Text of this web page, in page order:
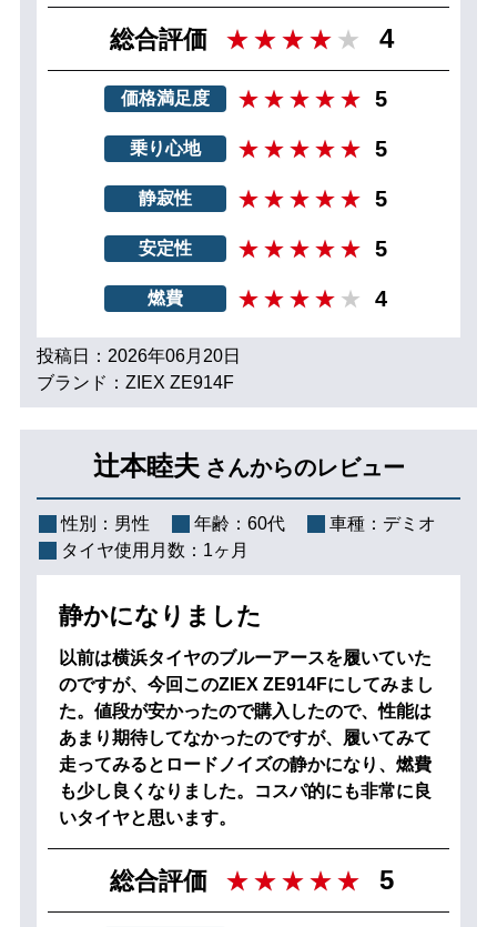
総合評価 4
価格満足度 5
乗り心地 5
静寂性 5
安定性 5
燃費 4
投稿日：2026年06月20日
ブランド：ZIEX ZE914F
辻本睦夫 さんからのレビュー
性別： 男性 年齢： 60代 車種： デミオ
タイヤ使用月数： 1ヶ月
静かになりました
以前は横浜タイヤのブルーアースを履いていた
のですが、今回このZIEX ZE914Fにしてみまし
た。値段が安かったので購入したので、性能は
あまり期待してなかったのですが、履いてみて
走ってみるとロードノイズの静かになり、燃費
も少し良くなりました。コスパ的にも非常に良
いタイヤと思います。
総合評価 5